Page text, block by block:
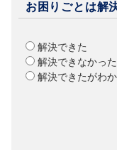
お困りごとは解
解決できた
解決できなかった
解決できたがわ